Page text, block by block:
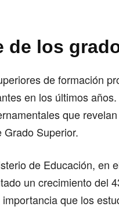
de los
de formación
en los últimos
que
Grado Superior.
de Educación, en
un crecimiento del
que los